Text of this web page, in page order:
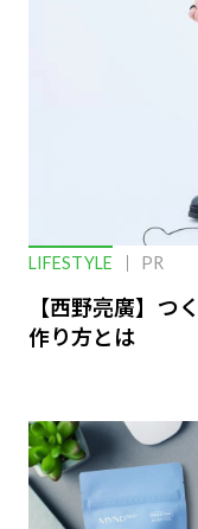
LIFESTYLE PR
【西野亮廣】つ
作り方とは